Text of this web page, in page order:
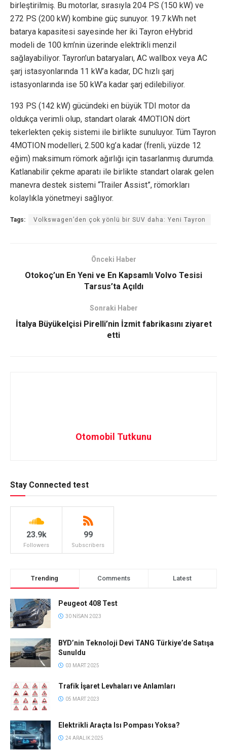
birleştirilmiş. Bu motorlar, sırasıyla 204 PS (150 kW) ve
272 PS (200 kW) kombine güç sunuyor. 19.7 kWh net
batarya kapasitesi sayesinde her iki Tayron eHybrid
modeli de 100 km’nin üzerinde elektrikli menzil
sağlayabiliyor. Tayron’un bataryaları, AC wallbox veya AC
şarj istasyonlarında 11 kW’a kadar, DC hızlı şarj
istasyonlarında ise 50 kW’a kadar şarj edilebiliyor.
193 PS (142 kW) gücündeki en büyük TDI motor da
oldukça verimli olup, standart olarak 4MOTION dört
tekerlekten çekiş sistemi ile birlikte sunuluyor. Tüm Tayron
4MOTION modelleri, 2.500 kg’a kadar (frenli, yüzde 12
eğim) maksimum römork ağırlığı için tasarlanmış durumda.
Katlanabilir çekme aparatı ile birlikte standart olarak gelen
manevra destek sistemi “Trailer Assist”, römorkları
kolaylıkla yönetmeyi sağlıyor.
Tags: Volkswagen’den çok yönlü bir SUV daha: Yeni Tayron
Önceki Haber
Otokoç’un En Yeni ve En Kapsamlı Volvo Tesisi
Tarsus’ta Açıldı
Sonraki Haber
İtalya Büyükelçisi Pirelli’nin İzmit fabrikasını ziyaret
etti
Otomobil Tutkunu
Stay Connected test
23.9k
Followers
99
Subscribers
Trending Comments Latest
Peugeot 408 Test
30 NISAN 2023
BYD’nin Teknoloji Devi TANG Türkiye’de Satışa
Sunuldu
03 MART 2025
Trafik İşaret Levhaları ve Anlamları
05 MART 2023
Elektrikli Araçta Isı Pompası Yoksa?
24 ARALIK 2025